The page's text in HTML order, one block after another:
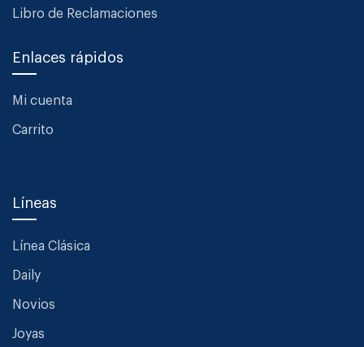
Libro de Reclamaciones
Enlaces rápidos
Mi cuenta
Carrito
Líneas
Línea Clásica
Daily
Novios
Joyas